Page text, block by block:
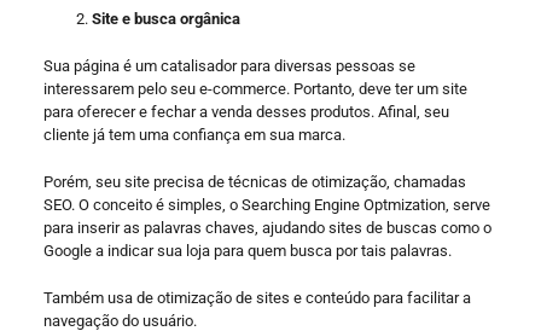
Site e busca orgânica
Sua página é um catalisador para diversas pessoas se
interessarem pelo seu e-commerce. Portanto, deve ter um site
para oferecer e fechar a venda desses produtos. Afinal, seu
cliente já tem uma confiança em sua marca.
Porém, seu site precisa de técnicas de otimização, chamadas
SEO. O conceito é simples, o Searching Engine Optmization, serve
para inserir as palavras chaves, ajudando sites de buscas como o
Google a indicar sua loja para quem busca por tais palavras.
Também usa de otimização de sites e conteúdo para facilitar a
navegação do usuário.